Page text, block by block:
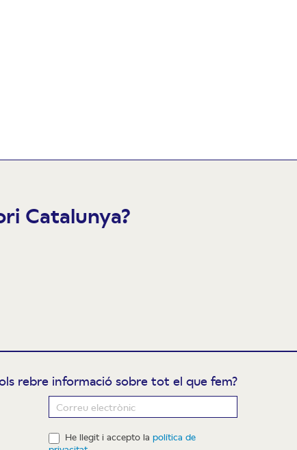
Catalunya?
rebre informació sobre tot el que fem?
He llegit i accepto lapolítica de